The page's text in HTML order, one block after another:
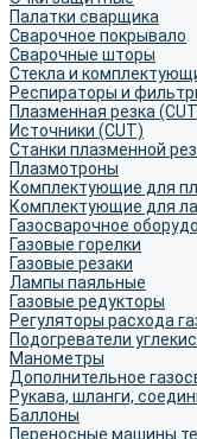
Палатки сварщика
Сварочное покрывало
Сварочные шторы
Стекла и
Респираторы и
Плазменная резка
Источники (CUT)
Станки плазменной
Плазмотроны
Комплектующие для
Комплектующие для
Газосварочное
Газовые горелки
Газовые резаки
Лампы паяльные
Газовые редукторы
Регуляторы расхода
Подогреватели
Манометры
Дополнительное
Рукава, шланги,
Баллоны
Переносные машины